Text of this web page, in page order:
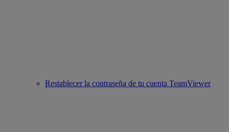
Restablecer la contraseña de tu cuenta TeamViewer